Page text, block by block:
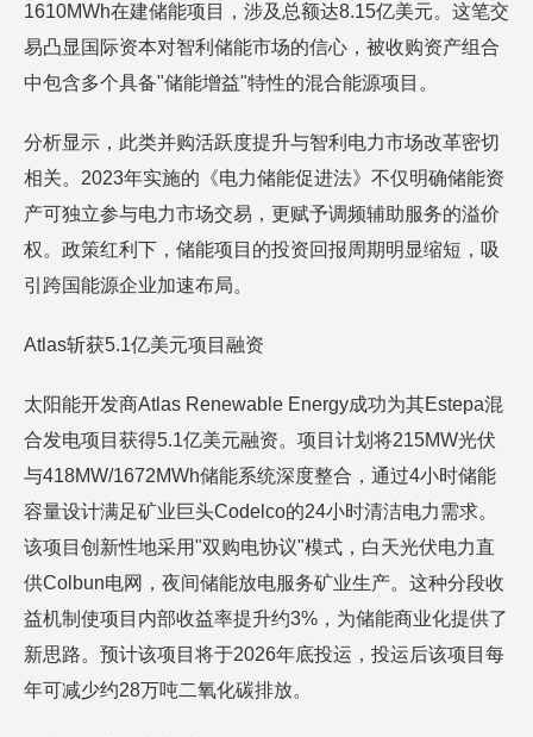
1610MWh在建储能项目，涉及总额达8.15亿美元。这笔交
易凸显国际资本对智利储能市场的信心，被收购资产组合
中包含多个具备"储能增益"特性的混合能源项目。
分析显示，此类并购活跃度提升与智利电力市场改革密切
相关。2023年实施的《电力储能促进法》不仅明确储能资
产可独立参与电力市场交易，更赋予调频辅助服务的溢价
权。政策红利下，储能项目的投资回报周期明显缩短，吸
引跨国能源企业加速布局。
Atlas斩获5.1亿美元项目融资
太阳能开发商Atlas Renewable Energy成功为其Estepa混
合发电项目获得5.1亿美元融资。项目计划将215MW光伏
与418MW/1672MWh储能系统深度整合，通过4小时储能
容量设计满足矿业巨头Codelco的24小时清洁电力需求。
该项目创新性地采用"双购电协议"模式，白天光伏电力直
供Colbun电网，夜间储能放电服务矿业生产。这种分段收
益机制使项目内部收益率提升约3%，为储能商业化提供了
新思路。预计该项目将于2026年底投运，投运后该项目每
年可减少约28万吨二氧化碳排放。